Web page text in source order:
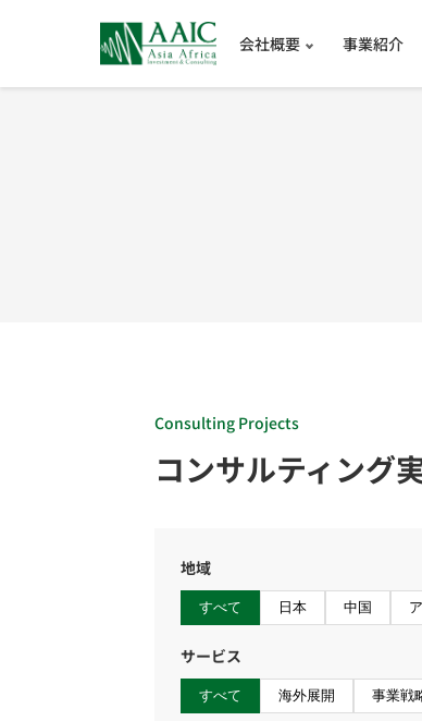
会社概要 事業紹介
Consulting Projects
コンサルティング
地域
すべて 日本 中国
サービス
すべて 海外展開 事業戦